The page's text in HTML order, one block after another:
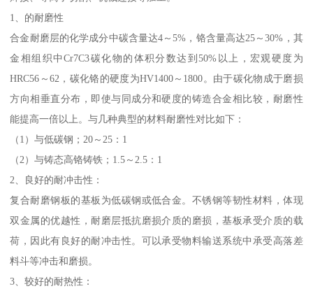
1、的耐磨性
合金耐磨层的化学成分中碳含量达4～5%，铬含量高达25～30%，其
金相组织中Cr7C3碳化物的体积分数达到50%以上，宏观硬度为
HRC56～62，碳化铬的硬度为HV1400～1800。由于碳化物成于磨损
方向相垂直分布，即使与同成分和硬度的铸造合金相比较，耐磨性
能提高一倍以上。与几种典型的材料耐磨性对比如下：
（1）与低碳钢；20～25：1
（2）与铸态高铬铸铁；1.5～2.5：1
2、良好的耐冲击性：
复合耐磨钢板的基板为低碳钢或低合金。不锈钢等韧性材料，体现
双金属的优越性，耐磨层抵抗磨损介质的磨损，基板承受介质的载
荷，因此有良好的耐冲击性。可以承受物料输送系统中承受高落差
料斗等冲击和磨损。
3、较好的耐热性：